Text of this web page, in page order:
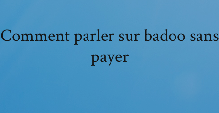
Comment parler sur badoo sans
payer